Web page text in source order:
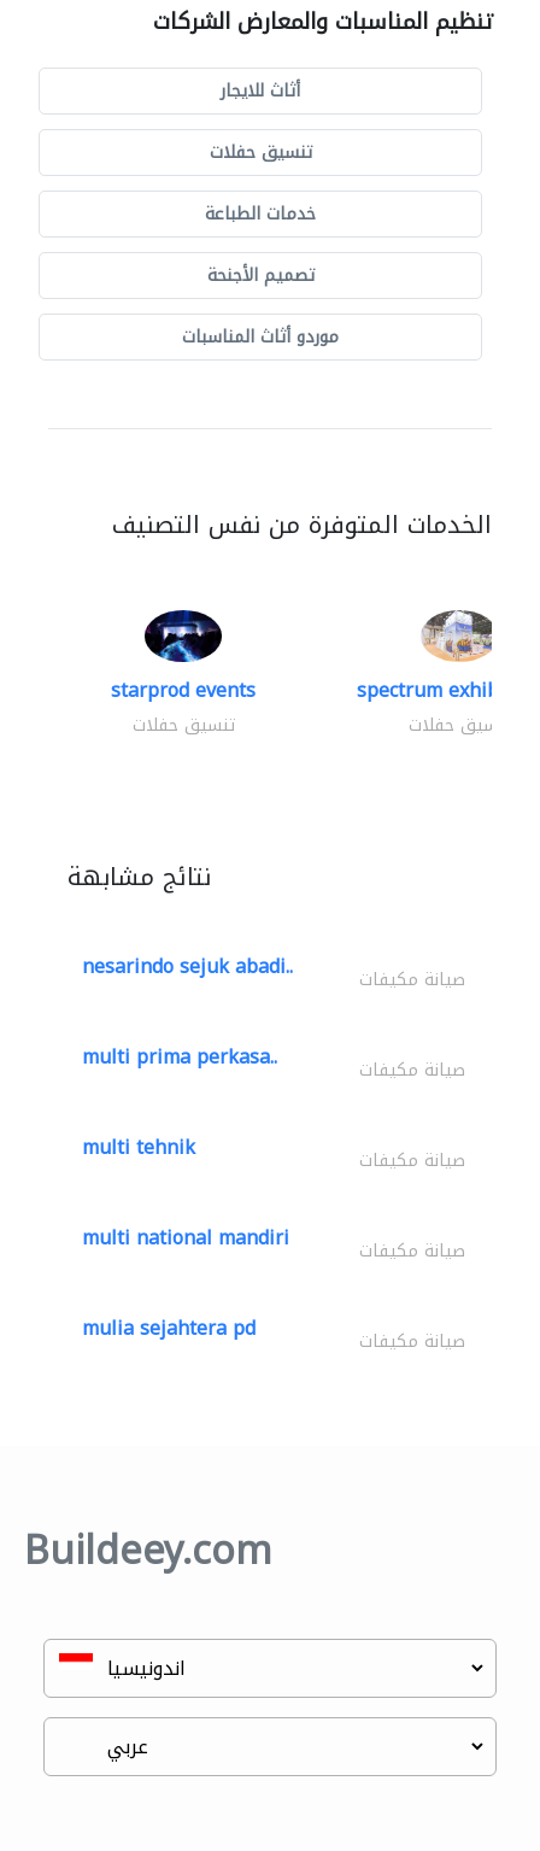
تنظيم المناسبات والمعارض الشركات
أثاث للايجار
تنسيق حفلات
خدمات الطباعة
تصميم الأجنحة
موردو أثاث المناسبات
الخدمات المتوفرة من نفس التصنيف
starprod events
تنسيق حفلات
spectrum
تنسيق حفلات
نتائج مشابهة
nesarindo sejuk abadi.. صيانة مكيفات
multi prima perkasa.. صيانة مكيفات
multi tehnik صيانة مكيفات
multi national mandiri صيانة مكيفات
mulia sejahtera pd صيانة مكيفات
Buildeey.com